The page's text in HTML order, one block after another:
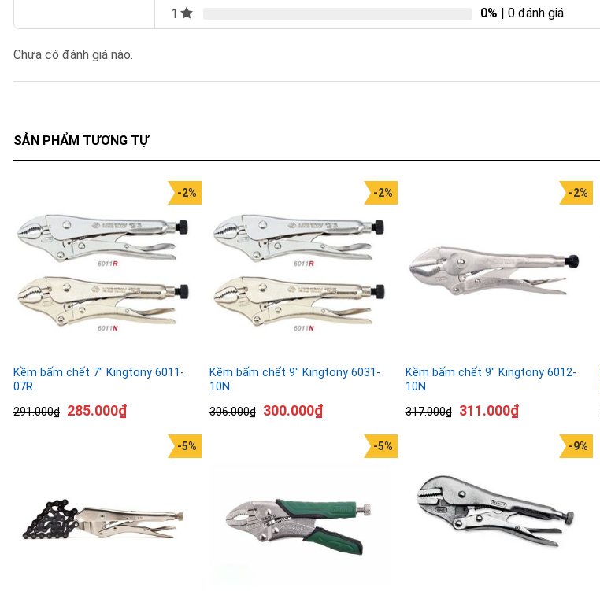
1
0% | 0 đánh giá
Chưa có đánh giá nào.
SẢN PHẨM TƯƠNG TỰ
Kềm bấm chết 7″ Kingtony 6011-
07R
291.000₫
-2%
285.000₫
Kềm bấm chết 9″ Kingtony 6031-
10N
306.000₫
-2%
300.000₫
Kềm bấm chết 9″ Kingtony 6012-
10N
317.000₫
-2%
311.000₫
-5% -5% -9%